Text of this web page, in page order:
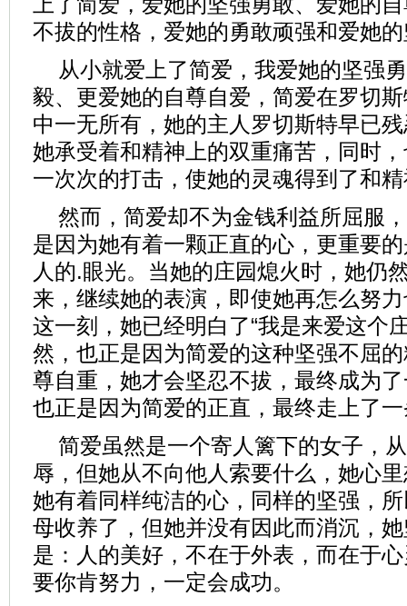
不拔的性格，爱她的勇敢顽强和爱她
从小就爱上了简爱，我爱她的坚强
毅、更爱她的自尊自爱，简爱在罗切
中一无所有，她的主人罗切斯特早已
她承受着和精神上的双重痛苦，同时
一次次的打击，使她的灵魂得到了和
然而，简爱却不为金钱利益所屈服
是因为她有着一颗正直的心，更重要
人的.眼光。当她的庄园熄火时，她仍
来，继续她的表演，即使她再怎么努
这一刻，她已经明白了“我是来爱这个
然，也正是因为简爱的这种坚强不屈
尊自重，她才会坚忍不拔，最终成为
也正是因为简爱的正直，最终走上了
简爱虽然是一个寄人篱下的女子，
辱，但她从不向他人索要什么，她心
她有着同样纯洁的心，同样的坚强，
母收养了，但她并没有因此而消沉，
是：人的美好，不在于外表，而在于
要你肯努力，一定会成功。